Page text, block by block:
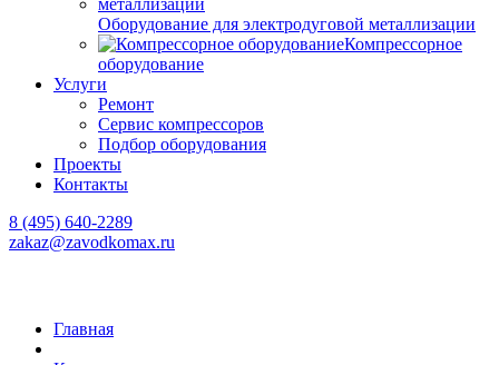
Оборудование для электродуговой металлизации
Компрессорное
оборудование
Услуги
Ремонт
Сервис компрессоров
Подбор оборудования
Проекты
Контакты
8 (495) 640-2289
zakaz@zavodkomax.ru
Главная